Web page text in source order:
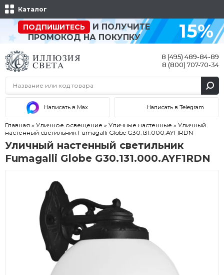
Каталог
ПОДПИШИТЕСЬ
И ПОЛУЧИТЕ
ПРОМОКОД НА ПОКУПКУ
15%
8 (495) 489-84-89
8 (800) 707-70-34
Написать в Max Написать в Telegram
Главная » Уличное освещение » Уличные настенные » Уличный
настенный светильник Fumagalli Globe G30.131.000.AYF1RDN
Уличный настенный светильник
Fumagalli Globe G30.131.000.AYF1RDN